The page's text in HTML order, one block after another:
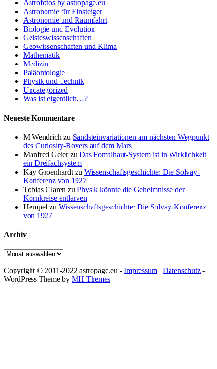
Astrofotos by astropage.eu
Astronomie für Einsteiger
Astronomie und Raumfahrt
Biologie und Evolution
Geisteswissenschaften
Geowissenschaften und Klima
Mathematik
Medizin
Paläontologie
Physik und Technik
Uncategorized
Was ist eigentlich…?
Neueste Kommentare
M Wendrich zu Sandsteinvariationen am nächsten Wegpunkt
des Curiosity-Rovers auf dem Mars
Manfred Geierzu Das Fomalhaut-System ist in Wirklichkeit
ein Dreifachsystem
Kay Groenhardt zu Wissenschaftsgeschichte: Die Solvay-
Konferenz von 1927
Tobias Claren zu Physik könnte die Geheimnisse der
Kornkreise entlarven
Hempel zu Wissenschaftsgeschichte: Die Solvay-Konferenz
von 1927
Archiv
Archiv
Copyright © 2011-2022 astropage.eu - Impressum | Datenschutz -
WordPress Theme by MH Themes